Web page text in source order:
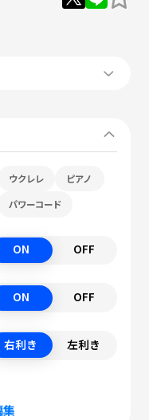
ウクレレ ピアノ
パワーコード
ON OFF
ON OFF
右利き 左利き